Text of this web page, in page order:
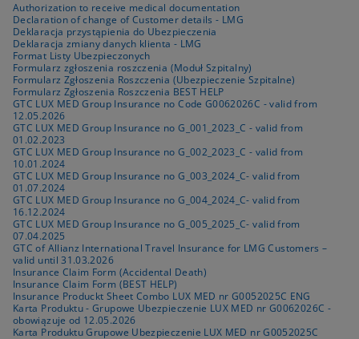
Authorization to receive medical documentation
Declaration of change of Customer details - LMG
Deklaracja przystąpienia do Ubezpieczenia
Deklaracja zmiany danych klienta - LMG
Format Listy Ubezpieczonych
Formularz zgłoszenia roszczenia (Moduł Szpitalny)
Formularz Zgłoszenia Roszczenia (Ubezpieczenie Szpitalne)
Formularz Zgłoszenia Roszczenia BEST HELP
GTC LUX MED Group Insurance no Code G0062026C - valid from
12.05.2026
GTC LUX MED Group Insurance no G_001_2023_C - valid from
01.02.2023
GTC LUX MED Group Insurance no G_002_2023_C - valid from
10.01.2024
GTC LUX MED Group Insurance no G_003_2024_C- valid from
01.07.2024
GTC LUX MED Group Insurance no G_004_2024_C- valid from
16.12.2024
GTC LUX MED Group Insurance no G_005_2025_C- valid from
07.04.2025
GTC of Allianz International Travel Insurance for LMG Customers –
valid until 31.03.2026
Insurance Claim Form (Accidental Death)
Insurance Claim Form (BEST HELP)
Insurance Produckt Sheet Combo LUX MED nr G0052025C ENG
Karta Produktu - Grupowe Ubezpieczenie LUX MED nr G0062026C -
obowiązuje od 12.05.2026
Karta Produktu Grupowe Ubezpieczenie LUX MED nr G0052025C